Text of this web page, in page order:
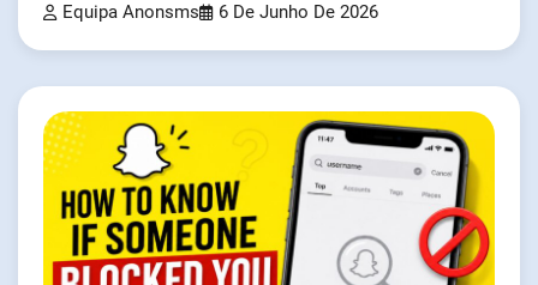
Equipa Anonsms 6 De Junho De 2026